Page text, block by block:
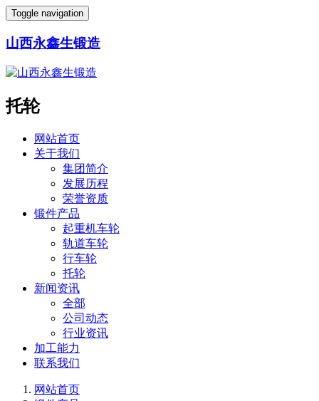
Toggle navigation
山西永鑫生锻造
托轮
网站首页
关于我们
集团简介
发展历程
荣誉资质
锻件产品
起重机车轮
轨道车轮
行车轮
托轮
新闻资讯
全部
公司动态
行业资讯
加工能力
联系我们
网站首页